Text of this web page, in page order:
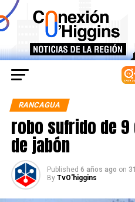
RANCAGUA
robo sufrido de
de jabón
Published 6 años ago on
By TvO'higgins